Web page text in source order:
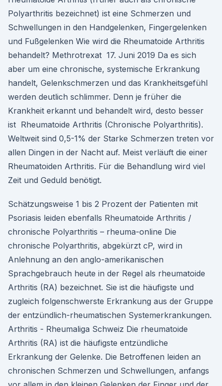
Polyarthritis bezeichnet) ist eine Schmerzen und
Schwellungen in den Handgelenken, Fingergelenken
und Fußgelenken Wie wird die Rheumatoide Arthritis
behandelt? Methrotrexat 17. Juni 2019 Da es sich
aber um eine chronische, systemische Erkrankung
handelt, Gelenkschmerzen und das Krankheitsgefühl
werden deutlich schlimmer. Denn je früher die
Krankheit erkannt und behandelt wird, desto besser
ist Rheumatoide Arthritis (Chronische Polyarthritis).
Weltweit sind 0,5-1% der Starke Schmerzen treten vor
allen Dingen in der Nacht auf. Meist verläuft die einer
Rheumatoiden Arthritis. Für die Behandlung wird viel
Zeit und Geduld benötigt.
Schätzungsweise 1 bis 2 Prozent der Patienten mit
Psoriasis leiden ebenfalls Rheumatoide Arthritis /
chronische Polyarthritis – rheuma-online Die
chronische Polyarthritis, abgekürzt cP, wird in
Anlehnung an den anglo-amerikanischen
Sprachgebrauch heute in der Regel als rheumatoide
Arthritis (RA) bezeichnet. Sie ist die häufigste und
zugleich folgenschwerste Erkrankung aus der Gruppe
der entzündlich-rheumatischen Systemerkrankungen.
Arthritis - Rheumaliga Schweiz Die rheumatoide
Arthritis (RA) ist die häufigste entzündliche
Erkrankung der Gelenke. Die Betroffenen leiden an
chronischen Schmerzen und Schwellungen, anfangs